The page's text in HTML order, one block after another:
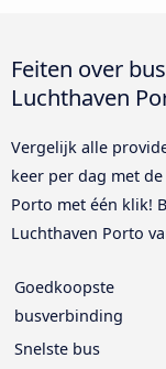
Feiten over
Luchthaven
Vergelijk alle
keer per dag met
Porto met één klik!
Luchthaven Porto
Goedkoopste
busverbinding
Snelste bus